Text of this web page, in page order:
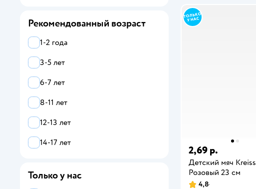
2,69 р.
Детский мяч Kreiss
Розовый 23 см
4,8
Рекомендованный возраст
1-2 года
3-5 лет
6-7 лет
8-11 лет
12-13 лет
14-17 лет
Только у нас